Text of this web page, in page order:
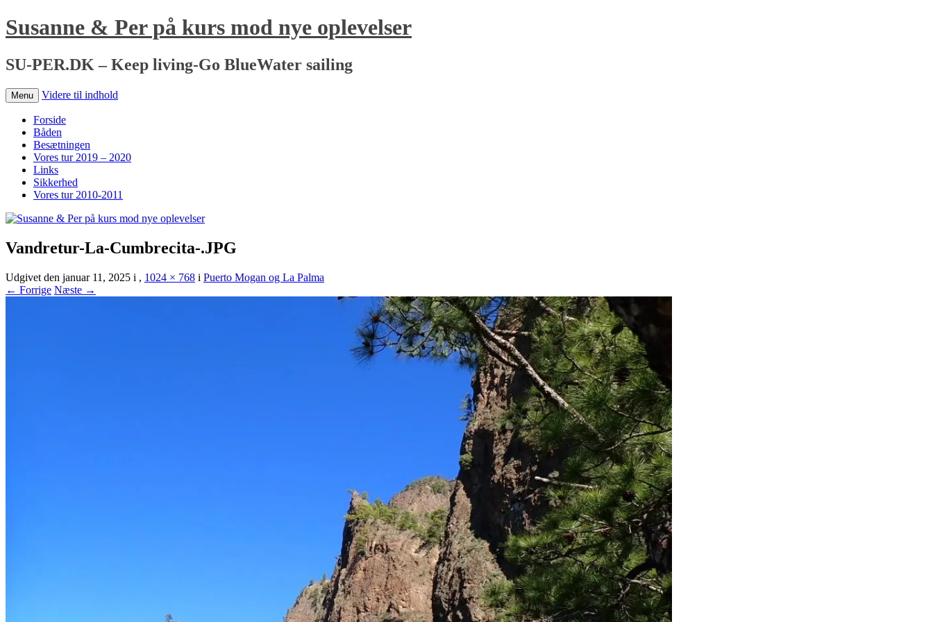
Susanne & Per på kurs mod nye oplevelser
SU-PER.DK – Keep living-Go BlueWater sailing
Menu Videre til indhold
Forside
Båden
Besætningen
Vores tur 2019 – 2020
Links
Sikkerhed
Vores tur 2010-2011
Vandretur-La-Cumbrecita-.JPG
Udgivet den januar 11, 2025 i , 1024 × 768 i Puerto Mogan og La Palma
← Forrige Næste →